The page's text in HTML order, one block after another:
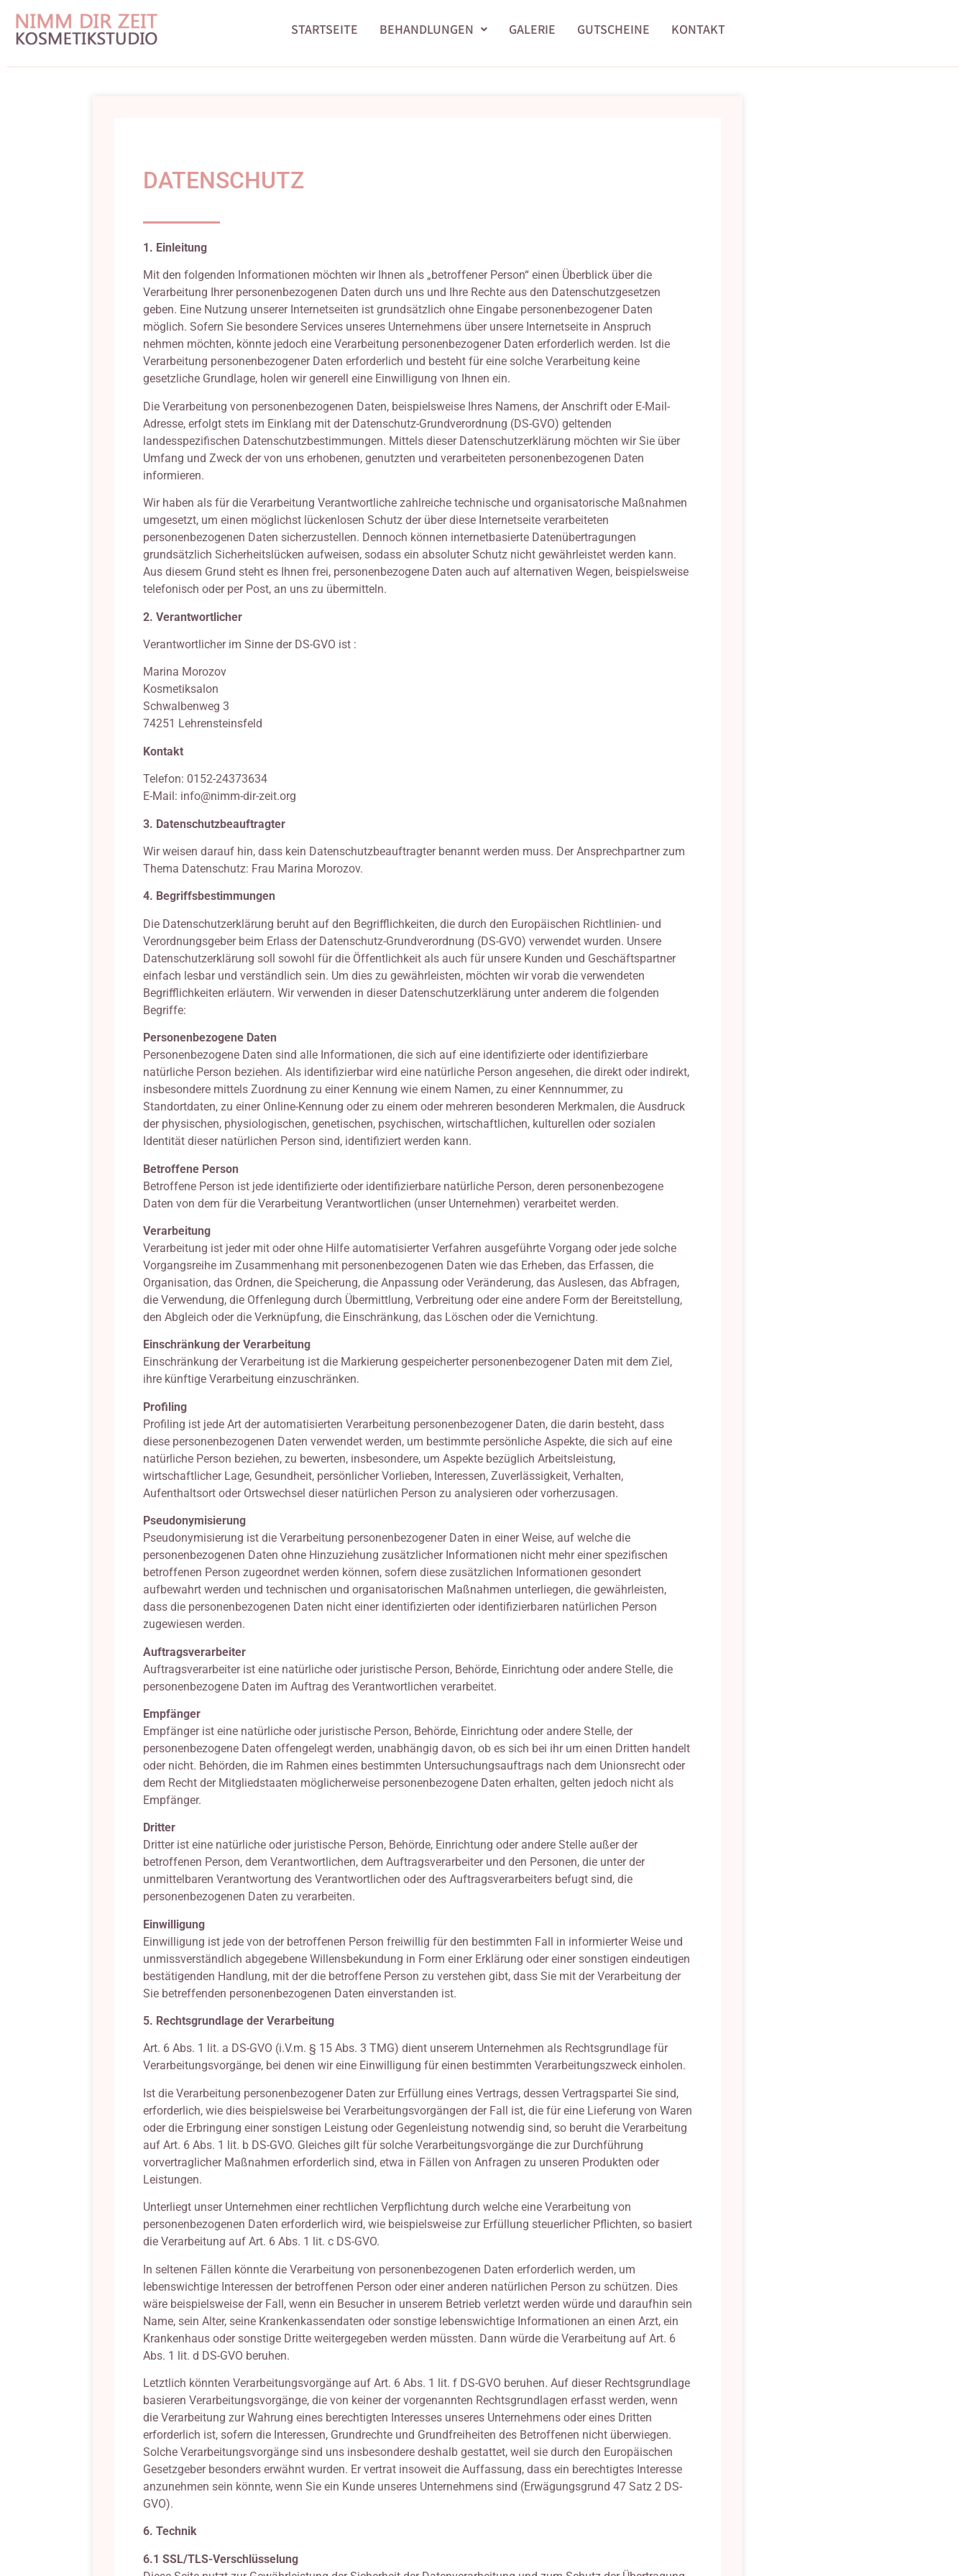
STARTSEITE BEHANDLUNGEN GALERIE GUTSCHEINE KONTAKT
DATENSCHUTZ
1. Einleitung
Mit den folgenden Informationen möchten wir Ihnen als „betroffener Person“ einen Überblick über die
Verarbeitung Ihrer personenbezogenen Daten durch uns und Ihre Rechte aus den Datenschutzgesetzen
geben. Eine Nutzung unserer Internetseiten ist grundsätzlich ohne Eingabe personenbezogener Daten
möglich. Sofern Sie besondere Services unseres Unternehmens über unsere Internetseite in Anspruch
nehmen möchten, könnte jedoch eine Verarbeitung personenbezogener Daten erforderlich werden. Ist die
Verarbeitung personenbezogener Daten erforderlich und besteht für eine solche Verarbeitung keine
gesetzliche Grundlage, holen wir generell eine Einwilligung von Ihnen ein.
Die Verarbeitung von personenbezogenen Daten, beispielsweise Ihres Namens, der Anschrift oder E-Mail-
Adresse, erfolgt stets im Einklang mit der Datenschutz-Grundverordnung (DS-GVO) geltenden
landesspezifischen Datenschutzbestimmungen. Mittels dieser Datenschutzerklärung möchten wir Sie über
Umfang und Zweck der von uns erhobenen, genutzten und verarbeiteten personenbezogenen Daten
informieren.
Wir haben als für die Verarbeitung Verantwortliche zahlreiche technische und organisatorische Maßnahmen
umgesetzt, um einen möglichst lückenlosen Schutz der über diese Internetseite verarbeiteten
personenbezogenen Daten sicherzustellen. Dennoch können internetbasierte Datenübertragungen
grundsätzlich Sicherheitslücken aufweisen, sodass ein absoluter Schutz nicht gewährleistet werden kann.
Aus diesem Grund steht es Ihnen frei, personenbezogene Daten auch auf alternativen Wegen, beispielsweise
telefonisch oder per Post, an uns zu übermitteln.
2. Verantwortlicher
Verantwortlicher im Sinne der DS-GVO ist :
Marina Morozov
Kosmetiksalon
Schwalbenweg 3
74251 Lehrensteinsfeld
Kontakt
Telefon: 0152-24373634
E-Mail: info@nimm-dir-zeit.org
3. Datenschutzbeauftragter
Wir weisen darauf hin, dass kein Datenschutzbeauftragter benannt werden muss. Der Ansprechpartner zum
Thema Datenschutz: Frau Marina Morozov.
4. Begriffsbestimmungen
Die Datenschutzerklärung beruht auf den Begrifflichkeiten, die durch den Europäischen Richtlinien- und
Verordnungsgeber beim Erlass der Datenschutz-Grundverordnung (DS-GVO) verwendet wurden. Unsere
Datenschutzerklärung soll sowohl für die Öffentlichkeit als auch für unsere Kunden und Geschäftspartner
einfach lesbar und verständlich sein. Um dies zu gewährleisten, möchten wir vorab die verwendeten
Begrifflichkeiten erläutern. Wir verwenden in dieser Datenschutzerklärung unter anderem die folgenden
Begriffe:
Personenbezogene Daten
Personenbezogene Daten sind alle Informationen, die sich auf eine identifizierte oder identifizierbare
natürliche Person beziehen. Als identifizierbar wird eine natürliche Person angesehen, die direkt oder indirekt,
insbesondere mittels Zuordnung zu einer Kennung wie einem Namen, zu einer Kennnummer, zu
Standortdaten, zu einer Online-Kennung oder zu einem oder mehreren besonderen Merkmalen, die Ausdruck
der physischen, physiologischen, genetischen, psychischen, wirtschaftlichen, kulturellen oder sozialen
Identität dieser natürlichen Person sind, identifiziert werden kann.
Betroffene Person
Betroffene Person ist jede identifizierte oder identifizierbare natürliche Person, deren personenbezogene
Daten von dem für die Verarbeitung Verantwortlichen (unser Unternehmen) verarbeitet werden.
Verarbeitung
Verarbeitung ist jeder mit oder ohne Hilfe automatisierter Verfahren ausgeführte Vorgang oder jede solche
Vorgangsreihe im Zusammenhang mit personenbezogenen Daten wie das Erheben, das Erfassen, die
Organisation, das Ordnen, die Speicherung, die Anpassung oder Veränderung, das Auslesen, das Abfragen,
die Verwendung, die Offenlegung durch Übermittlung, Verbreitung oder eine andere Form der Bereitstellung,
den Abgleich oder die Verknüpfung, die Einschränkung, das Löschen oder die Vernichtung.
Einschränkung der Verarbeitung
Einschränkung der Verarbeitung ist die Markierung gespeicherter personenbezogener Daten mit dem Ziel,
ihre künftige Verarbeitung einzuschränken.
Profiling
Profiling ist jede Art der automatisierten Verarbeitung personenbezogener Daten, die darin besteht, dass
diese personenbezogenen Daten verwendet werden, um bestimmte persönliche Aspekte, die sich auf eine
natürliche Person beziehen, zu bewerten, insbesondere, um Aspekte bezüglich Arbeitsleistung,
wirtschaftlicher Lage, Gesundheit, persönlicher Vorlieben, Interessen, Zuverlässigkeit, Verhalten,
Aufenthaltsort oder Ortswechsel dieser natürlichen Person zu analysieren oder vorherzusagen.
Pseudonymisierung
Pseudonymisierung ist die Verarbeitung personenbezogener Daten in einer Weise, auf welche die
personenbezogenen Daten ohne Hinzuziehung zusätzlicher Informationen nicht mehr einer spezifischen
betroffenen Person zugeordnet werden können, sofern diese zusätzlichen Informationen gesondert
aufbewahrt werden und technischen und organisatorischen Maßnahmen unterliegen, die gewährleisten,
dass die personenbezogenen Daten nicht einer identifizierten oder identifizierbaren natürlichen Person
zugewiesen werden.
Auftragsverarbeiter
Auftragsverarbeiter ist eine natürliche oder juristische Person, Behörde, Einrichtung oder andere Stelle, die
personenbezogene Daten im Auftrag des Verantwortlichen verarbeitet.
Empfänger
Empfänger ist eine natürliche oder juristische Person, Behörde, Einrichtung oder andere Stelle, der
personenbezogene Daten offengelegt werden, unabhängig davon, ob es sich bei ihr um einen Dritten handelt
oder nicht. Behörden, die im Rahmen eines bestimmten Untersuchungsauftrags nach dem Unionsrecht oder
dem Recht der Mitgliedstaaten möglicherweise personenbezogene Daten erhalten, gelten jedoch nicht als
Empfänger.
Dritter
Dritter ist eine natürliche oder juristische Person, Behörde, Einrichtung oder andere Stelle außer der
betroffenen Person, dem Verantwortlichen, dem Auftragsverarbeiter und den Personen, die unter der
unmittelbaren Verantwortung des Verantwortlichen oder des Auftragsverarbeiters befugt sind, die
personenbezogenen Daten zu verarbeiten.
Einwilligung
Einwilligung ist jede von der betroffenen Person freiwillig für den bestimmten Fall in informierter Weise und
unmissverständlich abgegebene Willensbekundung in Form einer Erklärung oder einer sonstigen eindeutigen
bestätigenden Handlung, mit der die betroffene Person zu verstehen gibt, dass Sie mit der Verarbeitung der
Sie betreffenden personenbezogenen Daten einverstanden ist.
5. Rechtsgrundlage der Verarbeitung
Art. 6 Abs. 1 lit. a DS-GVO (i.V.m. § 15 Abs. 3 TMG) dient unserem Unternehmen als Rechtsgrundlage für
Verarbeitungsvorgänge, bei denen wir eine Einwilligung für einen bestimmten Verarbeitungszweck einholen.
Ist die Verarbeitung personenbezogener Daten zur Erfüllung eines Vertrags, dessen Vertragspartei Sie sind,
erforderlich, wie dies beispielsweise bei Verarbeitungsvorgängen der Fall ist, die für eine Lieferung von Waren
oder die Erbringung einer sonstigen Leistung oder Gegenleistung notwendig sind, so beruht die Verarbeitung
auf Art. 6 Abs. 1 lit. b DS-GVO. Gleiches gilt für solche Verarbeitungsvorgänge die zur Durchführung
vorvertraglicher Maßnahmen erforderlich sind, etwa in Fällen von Anfragen zu unseren Produkten oder
Leistungen.
Unterliegt unser Unternehmen einer rechtlichen Verpflichtung durch welche eine Verarbeitung von
personenbezogenen Daten erforderlich wird, wie beispielsweise zur Erfüllung steuerlicher Pflichten, so basiert
die Verarbeitung auf Art. 6 Abs. 1 lit. c DS-GVO.
In seltenen Fällen könnte die Verarbeitung von personenbezogenen Daten erforderlich werden, um
lebenswichtige Interessen der betroffenen Person oder einer anderen natürlichen Person zu schützen. Dies
wäre beispielsweise der Fall, wenn ein Besucher in unserem Betrieb verletzt werden würde und daraufhin sein
Name, sein Alter, seine Krankenkassendaten oder sonstige lebenswichtige Informationen an einen Arzt, ein
Krankenhaus oder sonstige Dritte weitergegeben werden müssten. Dann würde die Verarbeitung auf Art. 6
Abs. 1 lit. d DS-GVO beruhen.
Letztlich könnten Verarbeitungsvorgänge auf Art. 6 Abs. 1 lit. f DS-GVO beruhen. Auf dieser Rechtsgrundlage
basieren Verarbeitungsvorgänge, die von keiner der vorgenannten Rechtsgrundlagen erfasst werden, wenn
die Verarbeitung zur Wahrung eines berechtigten Interesses unseres Unternehmens oder eines Dritten
erforderlich ist, sofern die Interessen, Grundrechte und Grundfreiheiten des Betroffenen nicht überwiegen.
Solche Verarbeitungsvorgänge sind uns insbesondere deshalb gestattet, weil sie durch den Europäischen
Gesetzgeber besonders erwähnt wurden. Er vertrat insoweit die Auffassung, dass ein berechtigtes Interesse
anzunehmen sein könnte, wenn Sie ein Kunde unseres Unternehmens sind (Erwägungsgrund 47 Satz 2 DS-
GVO).
6. Technik
6.1 SSL/TLS-Verschlüsselung